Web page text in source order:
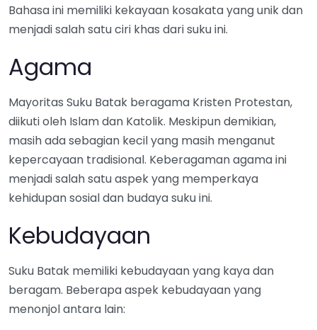
Bahasa ini memiliki kekayaan kosakata yang unik dan
menjadi salah satu ciri khas dari suku ini.
Agama
Mayoritas Suku Batak beragama Kristen Protestan,
diikuti oleh Islam dan Katolik. Meskipun demikian,
masih ada sebagian kecil yang masih menganut
kepercayaan tradisional. Keberagaman agama ini
menjadi salah satu aspek yang memperkaya
kehidupan sosial dan budaya suku ini.
Kebudayaan
Suku Batak memiliki kebudayaan yang kaya dan
beragam. Beberapa aspek kebudayaan yang
menonjol antara lain: